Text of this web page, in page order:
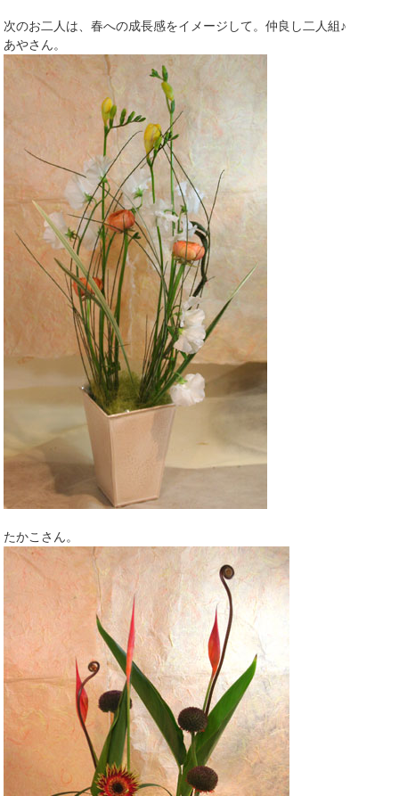
次のお二人は、春への成長感をイメージして。仲良し二人組♪
あやさん。
たかこさん。